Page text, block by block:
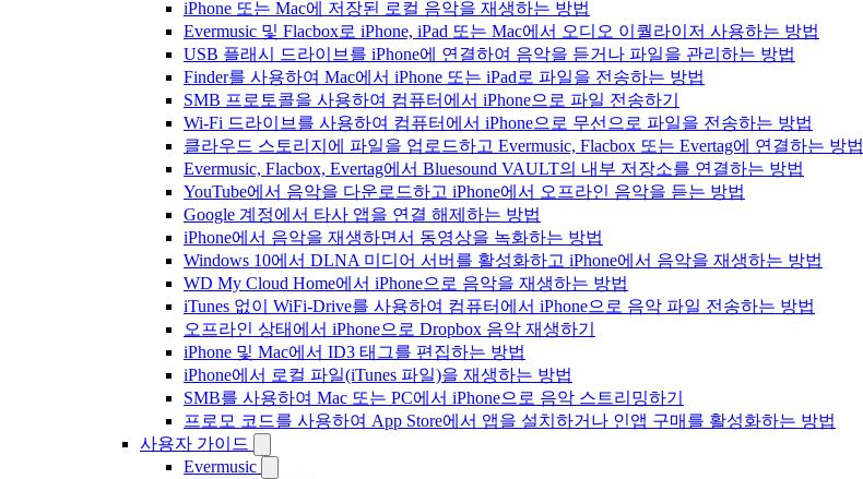
iPhone 또는 Mac에 저장된 로컬 음악을 재생하는 방법
Evermusic 및 Flacbox로 iPhone, iPad 또는 Mac에서 오디오 이퀄라이저 사용하는 방법
USB 플래시 드라이브를 iPhone에 연결하여 음악을 듣거나 파일을 관리하는 방법
Finder를 사용하여 Mac에서 iPhone 또는 iPad로 파일을 전송하는 방법
SMB 프로토콜을 사용하여 컴퓨터에서 iPhone으로 파일 전송하기
Wi-Fi 드라이브를 사용하여 컴퓨터에서 iPhone으로 무선으로 파일을 전송하는 방법
클라우드 스토리지에 파일을 업로드하고 Evermusic, Flacbox 또는 Evertag에 연결하는 방법
Evermusic, Flacbox, Evertag에서 Bluesound VAULT의 내부 저장소를 연결하는 방법
YouTube에서 음악을 다운로드하고 iPhone에서 오프라인 음악을 듣는 방법
Google 계정에서 타사 앱을 연결 해제하는 방법
iPhone에서 음악을 재생하면서 동영상을 녹화하는 방법
Windows 10에서 DLNA 미디어 서버를 활성화하고 iPhone에서 음악을 재생하는 방법
WD My Cloud Home에서 iPhone으로 음악을 재생하는 방법
iTunes 없이 WiFi-Drive를 사용하여 컴퓨터에서 iPhone으로 음악 파일 전송하는 방법
오프라인 상태에서 iPhone으로 Dropbox 음악 재생하기
iPhone 및 Mac에서 ID3 태그를 편집하는 방법
iPhone에서 로컬 파일(iTunes 파일)을 재생하는 방법
SMB를 사용하여 Mac 또는 PC에서 iPhone으로 음악 스트리밍하기
프로모 코드를 사용하여 App Store에서 앱을 설치하거나 인앱 구매를 활성화하는 방법
사용자 가이드
Evermusic